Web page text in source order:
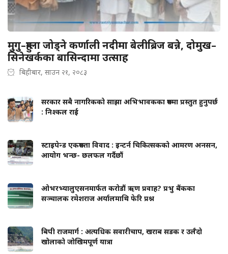
मुगु–हुम्ला जोड्ने कर्णाली नदीमा बेलीब्रिज बन्ने, दोमुख–
सिनेखर्कका बासिन्दामा उत्साह
बिहीबार, साउन २१, २०८३
सरकार सबै नागरिकको साझा अभिभावकका रूपमा प्रस्तुत हुनुपर्छ
: निश्कल राई
स्टाइपेन्ड एकरूपता विवाद : इन्टर्न चिकित्सकको आमरण अनसन,
आयोग भन्छ- छलफल गर्दैछौं
ओभरभ्यालुएसनमार्फत करोडौं ऋण प्रवाह? प्रभु बैंकका
सञ्चालक रमेशराज अर्यालमाथि फेरि प्रश्न
बिपी राजमार्ग : अत्यधिक सवारीचाप, खराब सडक र उर्लँदो
खोलाको जोखिमपूर्ण यात्रा